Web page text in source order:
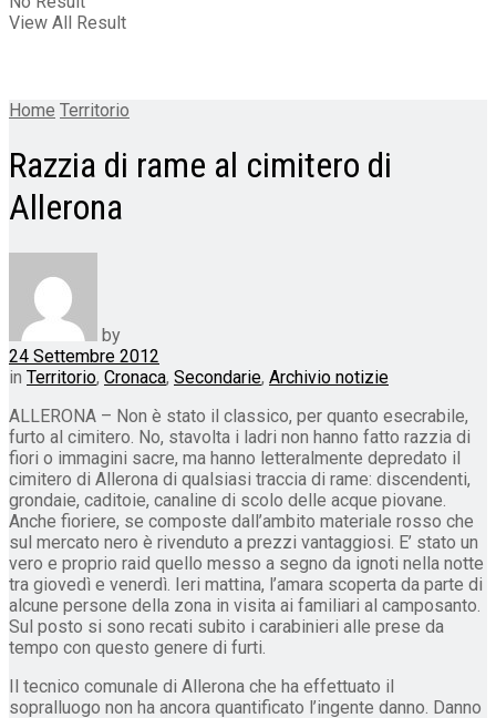
View All Result
Home Territorio
Razzia di rame al cimitero di
Allerona
by
24 Settembre 2012
in Territorio, Cronaca, Secondarie, Archivio notizie
ALLERONA – Non è stato il classico, per quanto esecrabile,
furto al cimitero. No, stavolta i ladri non hanno fatto razzia di
fiori o immagini sacre, ma hanno letteralmente depredato il
cimitero di Allerona di qualsiasi traccia di rame: discendenti,
grondaie, caditoie, canaline di scolo delle acque piovane.
Anche fioriere, se composte dall’ambito materiale rosso che
sul mercato nero è rivenduto a prezzi vantaggiosi. E’ stato un
vero e proprio raid quello messo a segno da ignoti nella notte
tra giovedì e venerdì. Ieri mattina, l’amara scoperta da parte di
alcune persone della zona in visita ai familiari al camposanto.
Sul posto si sono recati subito i carabinieri alle prese da
tempo con questo genere di furti.
Il tecnico comunale di Allerona che ha effettuato il
sopralluogo non ha ancora quantificato l’ingente danno. Danno